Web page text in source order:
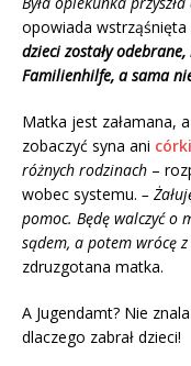
opowiada wstrząśnięta
dzieci zostały
Familienhilfe, a sama
Matka jest załamana,
zobaczyć syna ani córki
różnych rodzinach –
wobec systemu. –
pomoc. Będę walczyć o
sądem, a potem wrócę
zdruzgotana matka.
A Jugendamt? Nie
dlaczego zabrał dzieci!